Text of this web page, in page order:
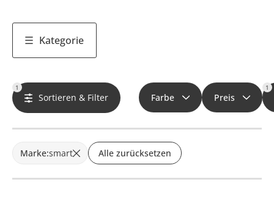
Kategorie
1
Sortieren & Filter Farbe Preis
1
Marke:smart Alle zurücksetzen